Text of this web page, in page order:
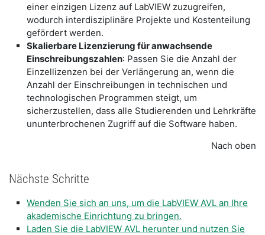
einer einzigen Lizenz auf LabVIEW zuzugreifen,
wodurch interdisziplinäre Projekte und Kostenteilung
gefördert werden.
​Skalierbare Lizenzierung für anwachsende
Einschreibungszahlen: Passen Sie die Anzahl der
Einzellizenzen bei der Verlängerung an, wenn die
Anzahl der Einschreibungen in technischen und
technologischen Programmen steigt, um
sicherzustellen, dass alle Studierenden und Lehrkräfte
ununterbrochenen Zugriff auf die Software haben.
Nach oben
Nächste Schritte
Wenden Sie sich an uns, um die LabVIEW AVL an Ihre
akademische Einrichtung zu bringen.
Laden Sie die LabVIEW AVL herunter und nutzen Sie